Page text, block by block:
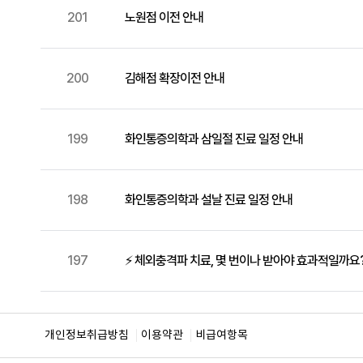
201 노원점 이전 안내
200 김해점 확장이전 안내
199 화인통증의학과 삼일절 진료 일정 안내
198 화인통증의학과 설날 진료 일정 안내
197 ⚡ 체외충격파 치료, 몇 번이나 받아야 효과적일까요
개인정보취급방침 이용약관 비급여항목